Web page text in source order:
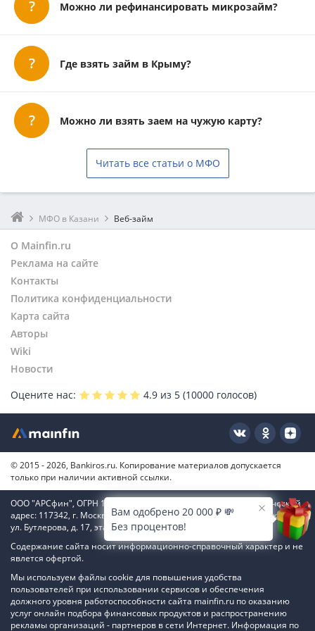
Можно ли рефинансировать микрозайм?
Где взять займ в Крыму?
Можно ли взять заем на чужую карту?
Читать все статьи о МФО
МФО в Казани Веб-займ
О Mainfin.ru
Реклама на сайте
Контакты
Политика конфиденциальности
Карта сайта
Авторы
Wiki
Новости
Оцените нас:
4.9 из 5 (10000 голосов)
© 2015 - 2026, Bankiros.ru. Копирование материалов допускается
только при наличии активной ссылки.
ООО "АРСфин", ОГРН 1187746346556, ИНН 7722445717, юридический
адрес: 117342, г. Москва, вн. тер. г. муниципальный округ Коньково,
ул. Бутлерова, д. 17, этаж 4, ком. 66
Содержание сайта носит информационно-справочный характер и не
явлется офертой.
Мы используем файлы cookie для повышения удобства
пользователей при использовании сервисов и обеспечения
должного уровня работоспособности сайта mainfin.ru по оказанию
услуг онлайн подбора финансовых продуктов и распространению
рекламы организаций - партнеров в сети Интернет. Информация по
Вам одобрено 20 000 ₽ 💸
Без процентов!